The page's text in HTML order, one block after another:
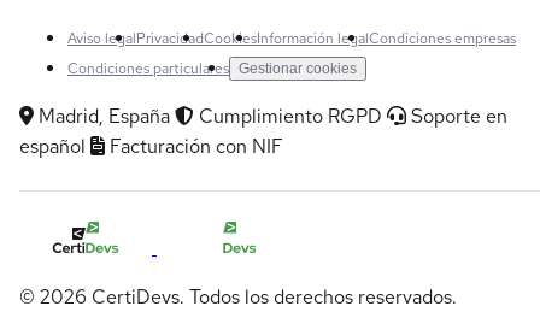
Aviso legalPrivacidadCookiesInformación legalCondiciones empresas
Condiciones particulares Gestionar cookies
Madrid, España Cumplimiento RGPD
Soporte en
español
Facturación con NIF
© 2026 CertiDevs. Todos los derechos reservados.